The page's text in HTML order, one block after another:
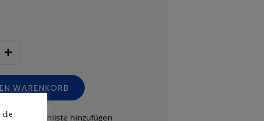
WARENKORB
Zur Wunschliste hinzufügen
die